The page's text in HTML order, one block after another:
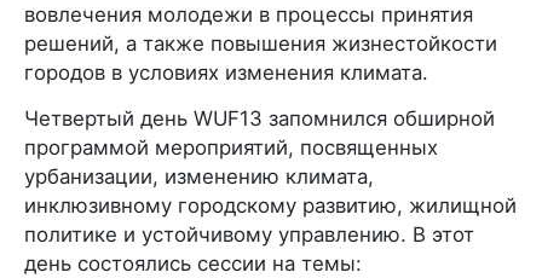
вовлечения молодежи в процессы принятия
решений, а также повышения жизнестойкости
городов в условиях изменения климата.
Четвертый день WUF13 запомнился обширной
программой мероприятий, посвященных
урбанизации, изменению климата,
инклюзивному городскому развитию, жилищной
политике и устойчивому управлению. В этот
день состоялись сессии на темы: